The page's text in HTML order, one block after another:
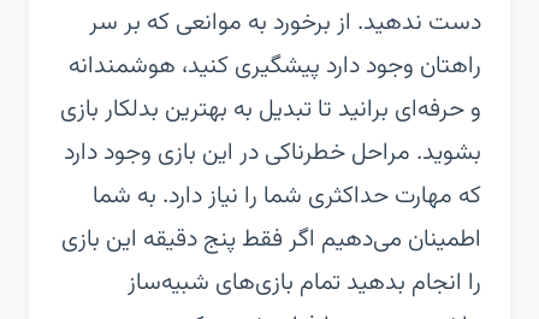
دست ندهید.‏ از برخورد به موانعی که بر سر
راهتان وجود دارد پیشگیری کنید، هوشمندانه
و حرفه‌ای برانید تا تبدیل به بهترین بدلکار بازی
بشوید. مراحل خطرناکی در این بازی وجود دارد
که مهارت حداکثری شما را نیاز دارد. به شما
اطمینان می‌دهیم اگر فقط پنج دقیقه این بازی
را انجام بدهید تمام بازی‌های شبیه‌ساز